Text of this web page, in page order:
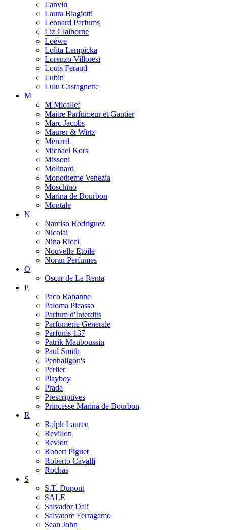
Lanvin
Laura Biagiotti
Leonard Parfums
Liz Claiborne
Loewe
Lolita Lempicka
Lorenzo Villoresi
Louis Feraud
Lubin
Lulu Castagnette
M
M.Micallef
Maitre Parfumeur et Gantier
Marc Jacobs
Maurer & Wirtz
Menard
Michael Kors
Missoni
Molinard
Monotheme Venezia
Moschino
Marina de Bourbon
Montale
N
Narciso Rodriguez
Nicolai
Nina Ricci
Nouvelle Etoile
Noran Perfumes
O
Oscar de La Renta
P
Paco Rabanne
Paloma Picasso
Parfum d'Interdits
Parfumerie Generale
Parfums 137
Patrik Mauboussin
Paul Smith
Penhaligon's
Perlier
Playboy
Prada
Prescriptives
Princesse Marina de Bourbon
R
Ralph Lauren
Revillon
Revlon
Robert Piguet
Roberto Cavalli
Rochas
S
S.T. Dupont
SALE
Salvador Dali
Salvatore Ferragamo
Sean John